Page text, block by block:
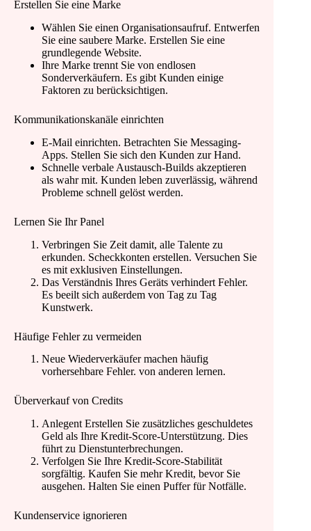
Erstellen Sie eine Marke
Wählen Sie einen Organisationsaufruf. Entwerfen
Sie eine saubere Marke. Erstellen Sie eine
grundlegende Website.
Ihre Marke trennt Sie von endlosen
Sonderverkäufern. Es gibt Kunden einige
Faktoren zu berücksichtigen.
Kommunikationskanäle einrichten
E-Mail einrichten. Betrachten Sie Messaging-
Apps. Stellen Sie sich den Kunden zur Hand.
Schnelle verbale Austausch-Builds akzeptieren
als wahr mit. Kunden leben zuverlässig, während
Probleme schnell gelöst werden.
Lernen Sie Ihr Panel
Verbringen Sie Zeit damit, alle Talente zu
erkunden. Scheckkonten erstellen. Versuchen Sie
es mit exklusiven Einstellungen.
Das Verständnis Ihres Geräts verhindert Fehler.
Es beeilt sich außerdem von Tag zu Tag
Kunstwerk.
Häufige Fehler zu vermeiden
Neue Wiederverkäufer machen häufig
vorhersehbare Fehler. von anderen lernen.
Überverkauf von Credits
Anlegent Erstellen Sie zusätzliches geschuldetes
Geld als Ihre Kredit-Score-Unterstützung. Dies
führt zu Dienstunterbrechungen.
Verfolgen Sie Ihre Kredit-Score-Stabilität
sorgfältig. Kaufen Sie mehr Kredit, bevor Sie
ausgehen. Halten Sie einen Puffer für Notfälle.
Kundenservice ignorieren